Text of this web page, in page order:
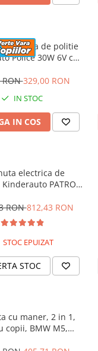
electrica de politie
Police 30W 6V cu
culoare Rosu
RON329,00 RON
IN STOC
IN COS
electrica de
PATROL
RON812,43 RON
STOC EPUIZAT
STOC
cu maner, 2 in 1,
copii, BMW M5,